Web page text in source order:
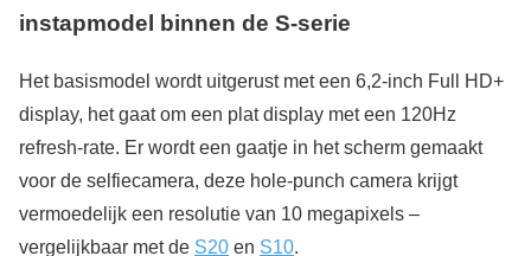
instapmodel binnen de S-serie
Het basismodel wordt uitgerust met een 6,2-inch Full HD+
display, het gaat om een plat display met een 120Hz
refresh-rate. Er wordt een gaatje in het scherm gemaakt
voor de selfiecamera, deze hole-punch camera krijgt
vermoedelijk een resolutie van 10 megapixels –
vergelijkbaar met de S20 en S10.